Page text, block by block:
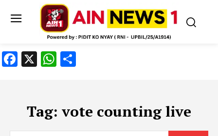
Facebook
X WhatsApp
Tag: vote counting live